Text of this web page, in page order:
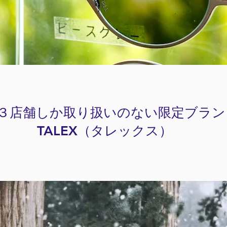
店舗しか取り扱いのない限定ブラ
​TALEX（タレックス）